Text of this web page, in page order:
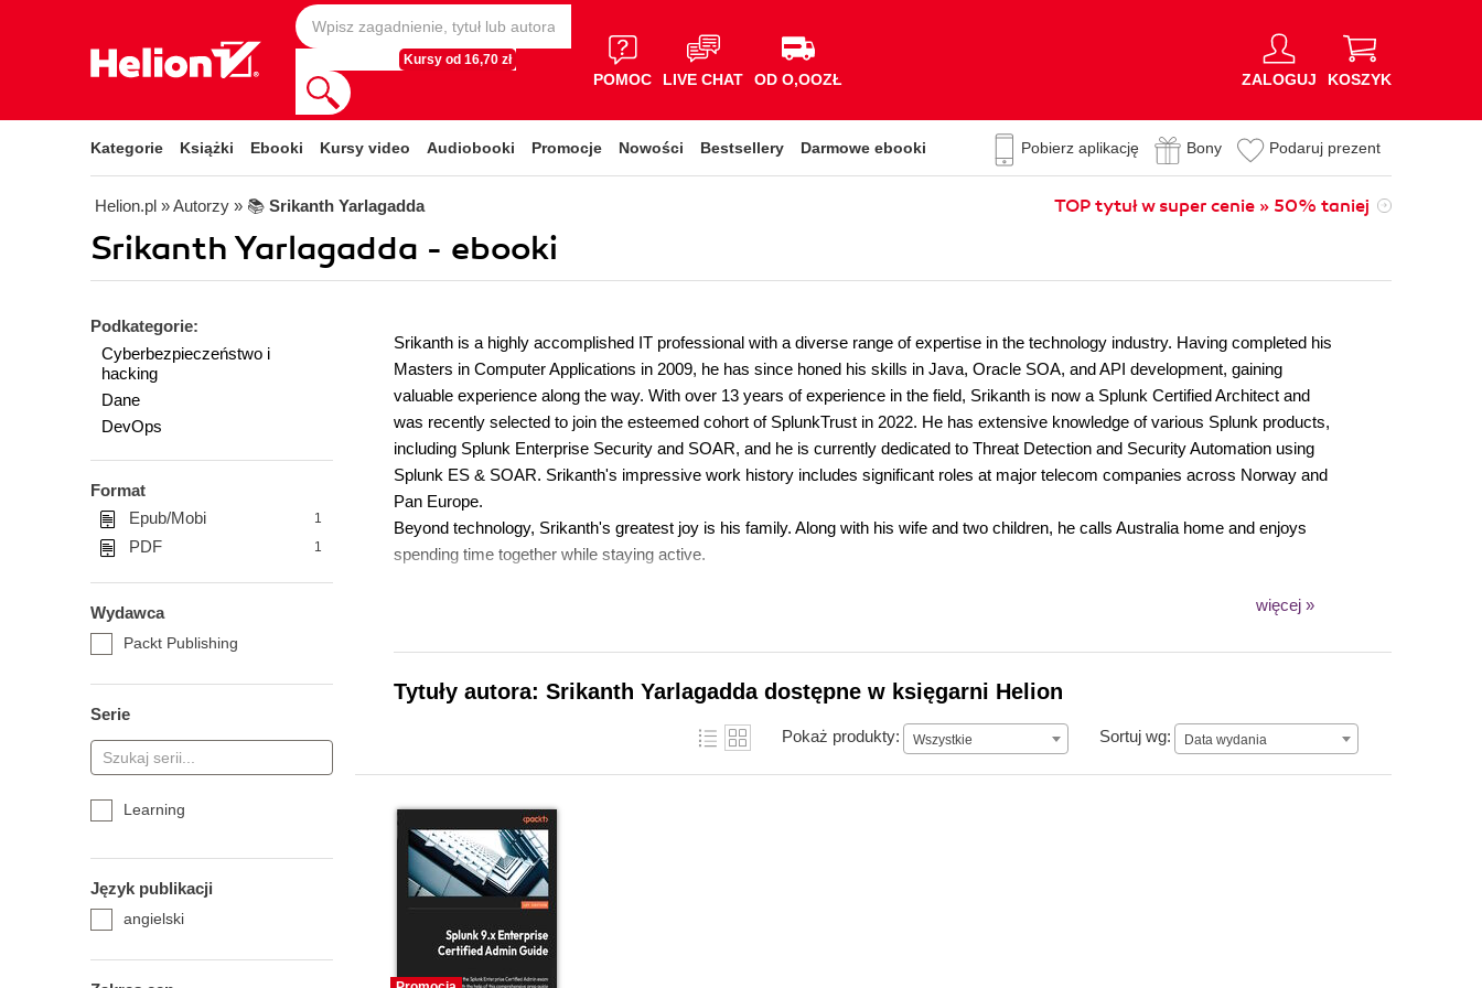
Kursy od 16,70 zł
POMOC LIVE CHAT OD O,OOZŁ ZALOGUJ KOSZYK
Kategorie Książki Ebooki Kursy video Audiobooki Promocje Nowości Bestsellery Darmowe ebooki Pobierz aplikację Bony Podaruj prezent
Helion.pl » Autorzy » 📚 Srikanth Yarlagadda TOP tytuł w super cenie » 50% taniej
Srikanth Yarlagadda - ebooki
Podkategorie:
Cyberbezpieczeństwo i
hacking
Dane
DevOps
Format
Epub/Mobi
1
PDF 1
Wydawca
Packt Publishing
Serie
Learning
Język publikacji
angielski
Srikanth is a highly accomplished IT professional with a diverse range of expertise in the technology industry. Having completed his
Masters in Computer Applications in 2009, he has since honed his skills in Java, Oracle SOA, and API development, gaining
valuable experience along the way. With over 13 years of experience in the field, Srikanth is now a Splunk Certified Architect and
was recently selected to join the esteemed cohort of SplunkTrust in 2022. He has extensive knowledge of various Splunk products,
including Splunk Enterprise Security and SOAR, and he is currently dedicated to Threat Detection and Security Automation using
Splunk ES & SOAR. Srikanth's impressive work history includes significant roles at major telecom companies across Norway and
Pan Europe.
Beyond technology, Srikanth's greatest joy is his family. Along with his wife and two children, he calls Australia home and enjoys
spending time together while staying active.
więcej »
Tytuły autora: Srikanth Yarlagadda dostępne w księgarni Helion
Pokaż produkty: Wszystkie Sortuj wg: Data wydania
Data wydania